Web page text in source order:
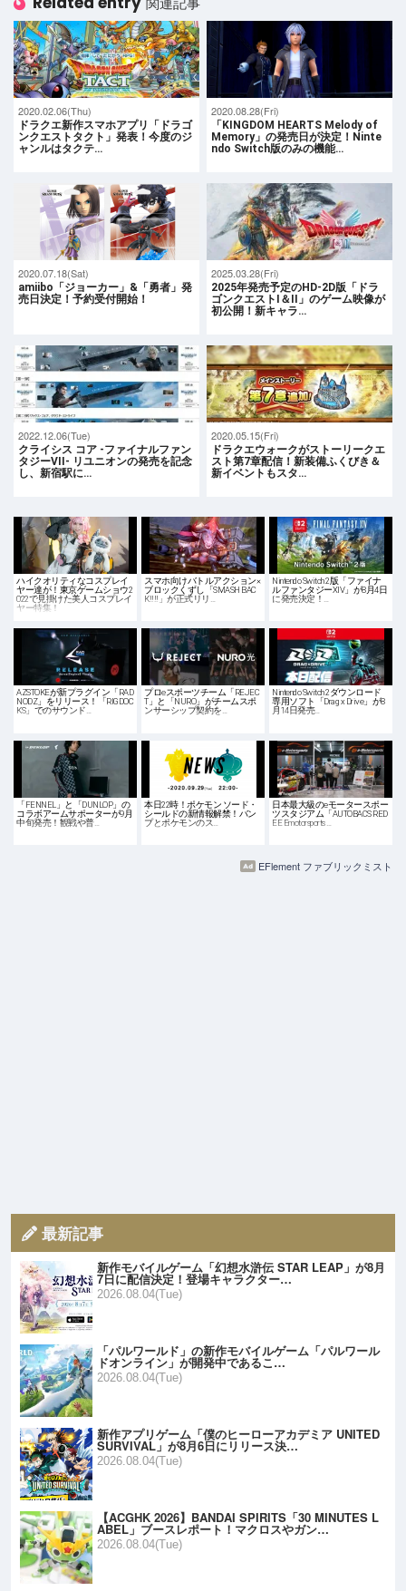
2020.02.06(Thu)
ドラクエ新作スマホアプリ「ドラゴ
ンクエストタクト」発表！今度のジ
ャンルはタクテ…
2020.08.28(Fri)
「KINGDOM HEARTS Melody of
Memory」の発売日が決定！Ninte
ndo Switch版のみの機能…
2020.07.18(Sat)
amiibo「ジョーカー」&「勇者」発
売日決定！予約受付開始！
2025.03.28(Fri)
2025年発売予定のHD-2D版「ドラ
ゴンクエストI＆II」のゲーム映像が
初公開！新キャラ…
2022.12.06(Tue)
クライシス コア -ファイナルファン
タジーVII- リユニオンの発売を記念
し、新宿駅に…
2020.05.15(Fri)
ドラクエウォークがストーリークエ
スト第7章配信！新装備ふくびき＆
新イベントもスタ…
ハイクオリティなコスプレイ
ヤー達が！東京ゲームショウ2
022で見掛けた美人コスプレイ
ヤー特集！
スマホ向けバトルアクション×
ブロックくずし「SMASH BAC
K!!!!」が正式リリ…
Nintendo Switch 2版「ファイナ
ルファンタジーXIV」が8月4日
に発売決定！…
AZSTOKEが新プラグイン「RAD
NODZ」をリリース！「RIGDOC
KS」でのサウンド…
プロeスポーツチーム「REJEC
T」と「NURO」がチームスポ
ンサーシップ契約を…
Nintendo Switch 2ダウンロード
専用ソフト「Drag x Drive」が8
月14日発売…
「FENNEL」と「DUNLOP」の
コラボアームサポーターが9月
中旬発売！観戦や普…
本日22時！ポケモン ソード・
シールドの新情報解禁！バン
プとポケモンのス…
日本最大級のeモータースポー
ツスタジアム「AUTOBACS RED
EE Emotorsports …
EFlement ファブリックミスト
最新記事
新作モバイルゲーム「幻想水滸伝 STAR LEAP」が8月
7日に配信決定！登場キャラクター…
2026.08.04(Tue)
「パルワールド」の新作モバイルゲーム「パルワール
ドオンライン」が開発中であるこ…
2026.08.04(Tue)
新作アプリゲーム「僕のヒーローアカデミア UNITED
SURVIVAL」が8月6日にリリース決…
2026.08.04(Tue)
【ACGHK 2026】BANDAI SPIRITS「30 MINUTES L
ABEL」ブースレポート！マクロスやガン…
2026.08.04(Tue)